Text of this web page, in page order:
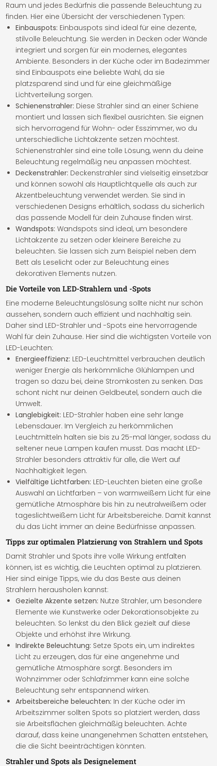
Raum und jedes Bedürfnis die passende Beleuchtung zu
finden. Hier eine Übersicht der verschiedenen Typen:
Einbauspots: Einbauspots sind ideal für eine dezente,
stilvolle Beleuchtung. Sie werden in Decken oder Wände
integriert und sorgen für ein modernes, elegantes
Ambiente. Besonders in der Küche oder im Badezimmer
sind Einbauspots eine beliebte Wahl, da sie
platzsparend sind und für eine gleichmäßige
Lichtverteilung sorgen.
Schienenstrahler: Diese Strahler sind an einer Schiene
montiert und lassen sich flexibel ausrichten. Sie eignen
sich hervorragend für Wohn- oder Esszimmer, wo du
unterschiedliche Lichtakzente setzen möchtest.
Schienenstrahler sind eine tolle Lösung, wenn du deine
Beleuchtung regelmäßig neu anpassen möchtest.
Deckenstrahler: Deckenstrahler sind vielseitig einsetzbar
und können sowohl als Hauptlichtquelle als auch zur
Akzentbeleuchtung verwendet werden. Sie sind in
verschiedenen Designs erhältlich, sodass du sicherlich
das passende Modell für dein Zuhause finden wirst.
Wandspots: Wandspots sind ideal, um besondere
Lichtakzente zu setzen oder kleinere Bereiche zu
beleuchten. Sie lassen sich zum Beispiel neben dem
Bett als Leselicht oder zur Beleuchtung eines
dekorativen Elements nutzen.
Die Vorteile von LED-Strahlern und -Spots
Eine moderne Beleuchtungslösung sollte nicht nur schön
aussehen, sondern auch effizient und nachhaltig sein.
Daher sind LED-Strahler und -Spots eine hervorragende
Wahl für dein Zuhause. Hier sind die wichtigsten Vorteile von
LED-Leuchten:
Energieeffizienz: LED-Leuchtmittel verbrauchen deutlich
weniger Energie als herkömmliche Glühlampen und
tragen so dazu bei, deine Stromkosten zu senken. Das
schont nicht nur deinen Geldbeutel, sondern auch die
Umwelt.
Langlebigkeit: LED-Strahler haben eine sehr lange
Lebensdauer. Im Vergleich zu herkömmlichen
Leuchtmitteln halten sie bis zu 25-mal länger, sodass du
seltener neue Lampen kaufen musst. Das macht LED-
Strahler besonders attraktiv für alle, die Wert auf
Nachhaltigkeit legen.
Vielfältige Lichtfarben: LED-Leuchten bieten eine große
Auswahl an Lichtfarben – von warmweißem Licht für eine
gemütliche Atmosphäre bis hin zu neutralweißem oder
tageslichtweißem Licht für Arbeitsbereiche. Damit kannst
du das Licht immer an deine Bedürfnisse anpassen.
Tipps zur optimalen Platzierung von Strahlern und Spots
Damit Strahler und Spots ihre volle Wirkung entfalten
können, ist es wichtig, die Leuchten optimal zu platzieren.
Hier sind einige Tipps, wie du das Beste aus deinen
Strahlern herausholen kannst:
Gezielte Akzente setzen: Nutze Strahler, um besondere
Elemente wie Kunstwerke oder Dekorationsobjekte zu
beleuchten. So lenkst du den Blick gezielt auf diese
Objekte und erhöhst ihre Wirkung.
Indirekte Beleuchtung: Setze Spots ein, um indirektes
Licht zu erzeugen, das für eine angenehme und
gemütliche Atmosphäre sorgt. Besonders im
Wohnzimmer oder Schlafzimmer kann eine solche
Beleuchtung sehr entspannend wirken.
Arbeitsbereiche beleuchten: In der Küche oder im
Arbeitszimmer sollten Spots so platziert werden, dass
sie Arbeitsflächen gleichmäßig beleuchten. Achte
darauf, dass keine unangenehmen Schatten entstehen,
die die Sicht beeinträchtigen könnten.
Strahler und Spots als Designelement